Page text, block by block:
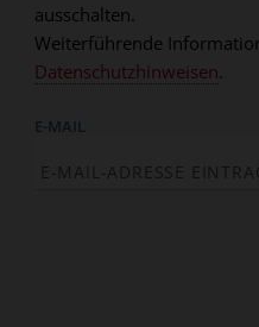
ausschalten.
Weiterführende
Datenschutzhinweisen.
E-MAIL